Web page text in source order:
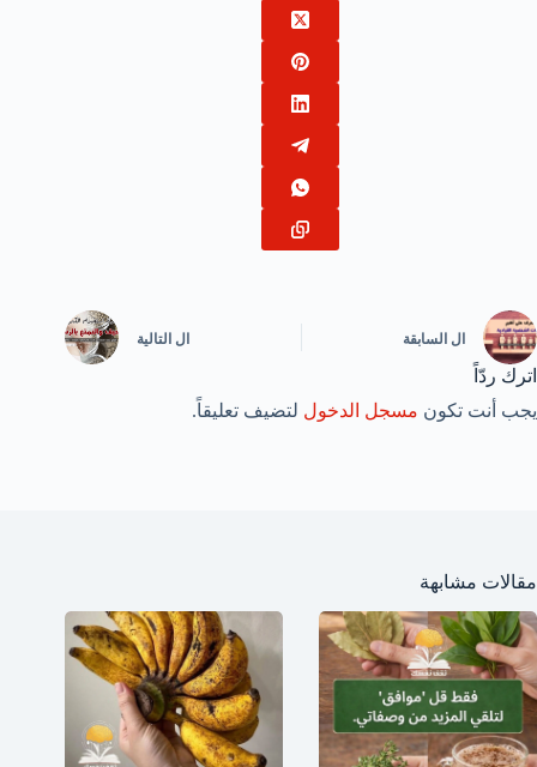
ال السابقة ال التالية
اترك ردّاً
يجب أنت تكون مسجل الدخول لتضيف تعليقاً.
مقالات مشابهة